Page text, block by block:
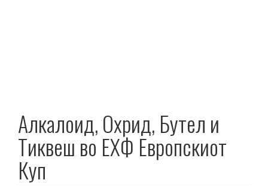
Алкалоид, Охрид, Бутел и
Тиквеш во ЕХФ Европскиот
Куп